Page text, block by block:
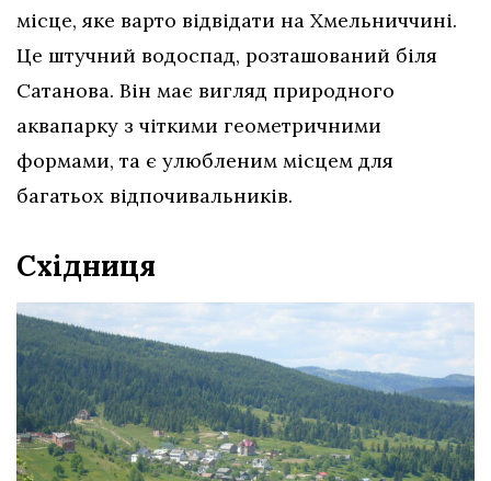
місце, яке варто відвідати на Хмельниччині.
Це штучний водоспад, розташований біля
Сатанова. Він має вигляд природного
аквапарку з чіткими геометричними
формами, та є улюбленим місцем для
багатьох відпочивальників.
Східниця